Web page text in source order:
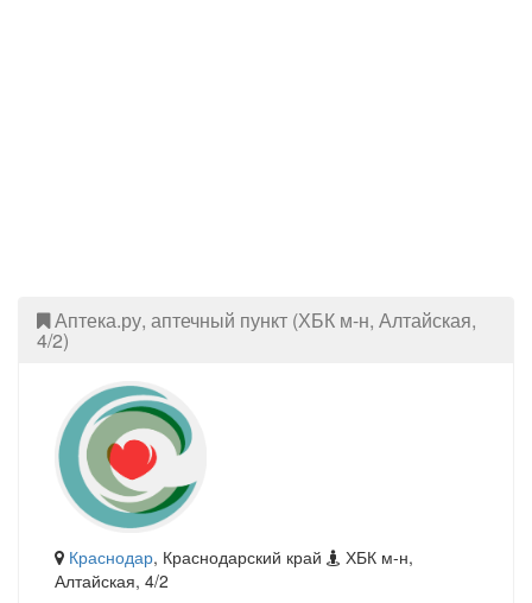
Аптека.ру, аптечный пункт (ХБК м-н, Алтайская,
4/2)
Краснодар, Краснодарский край
ХБК м-н,
Алтайская, 4/2